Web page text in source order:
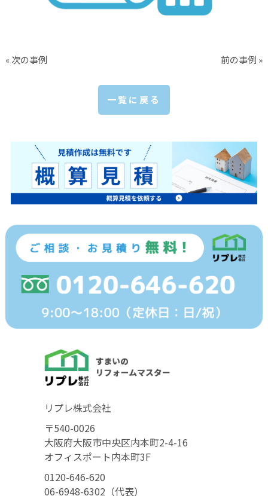
« 次の事例 前の事例 »
一覧に戻る
リプレ株式会社
〒540-0026
大阪府大阪市中央区内本町2-4-16
オフィスポート内本町3F
0120-646-620
06-6948-6302（代表）